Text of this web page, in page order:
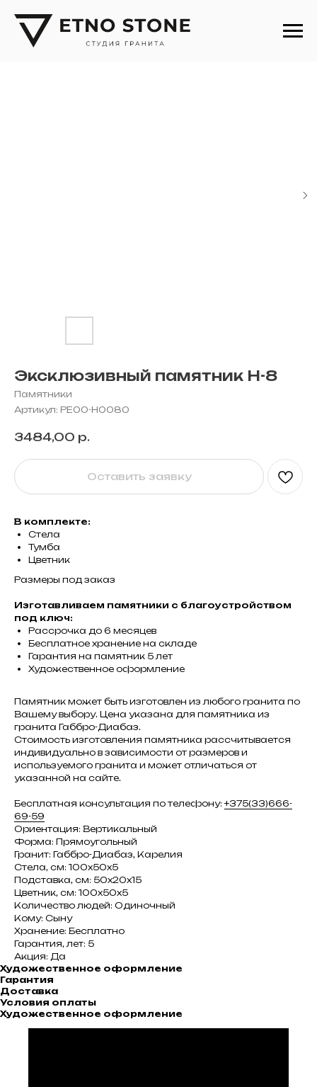
Эксклюзивный памятник Н-8
Памятники
Артикул: PE00-H0080
3484,00 р.
Оставить заявку
В комплекте:
Стела
Тумба
Цветник
Размеры под заказ
Изготавливаем памятники с благоустройством
под ключ:
Рассрочка до 6 месяцев
Бесплатное хранение на складе
Гарантия на памятник 5 лет
Художественное оформление
Памятник может быть изготовлен из любого гранита по
Вашему выбору. Цена указана для памятника из
гранита Габбро-Диабаз.
Стоимость изготовления памятника рассчитывается
индивидуально в зависимости от размеров и
используемого гранита и может отличаться от
указанной на сайте.
Бесплатная консультация по телефону: +375(33)666-
69-59
Ориентация: Вертикальный
Форма: Прямоугольный
Гранит: Габбро-Диабаз, Карелия
Стела, см: 100х50х5
Подставка, см: 50х20х15
Цветник, см: 100х50х5
Количество людей: Одиночный
Кому: Сыну
Хранение: Бесплатно
Гарантия, лет: 5
Акция: Да
Художественное оформление
Гарантия
Доставка
Условия оплаты
Художественное оформление